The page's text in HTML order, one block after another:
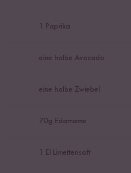
1 Paprika
eine halbe Avocado
eine halbe Zwiebel
70g Edamame
1 El Limettensaft